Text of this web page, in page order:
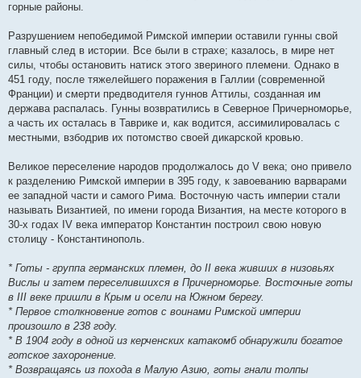
горные районы.
Разрушением непобедимой Римской империи оставили гунны свой
главный след в истории. Все были в страхе; казалось, в мире нет
силы, чтобы остановить натиск этого звериного племени. Однако в
451 году, после тяжелейшего поражения в Галлии (современной
Франции) и смерти предводителя гуннов Аттилы, созданная им
держава распалась. Гунны возвратились в Северное Причерноморье,
а часть их осталась в Таврике и, как водится, ассимилировалась с
местными, взбодрив их потомство своей дикарской кровью.
Великое переселение народов продолжалось до V века; оно привело
к разделению Римской империи в 395 году, к завоеванию варварами
ее западной части и самого Рима. Восточную часть империи стали
называть Византией, по имени города Византия, на месте которого в
30-х годах IV века император Константин построил свою новую
столицу - Константинополь.
* Готы - группа германских племен, до II века живших в низовьях
Вислы и затем переселившихся в Причерноморье. Восточные готы
в III веке пришли в Крым и осели на Южном берегу.
* Первое столкновение готов с воинами Римской империи
произошло в 238 году.
* В 1904 году в одной из керченских катакомб обнаружили богатое
готское захоронение.
* Возвращаясь из похода в Малую Азию, готы гнали толпы